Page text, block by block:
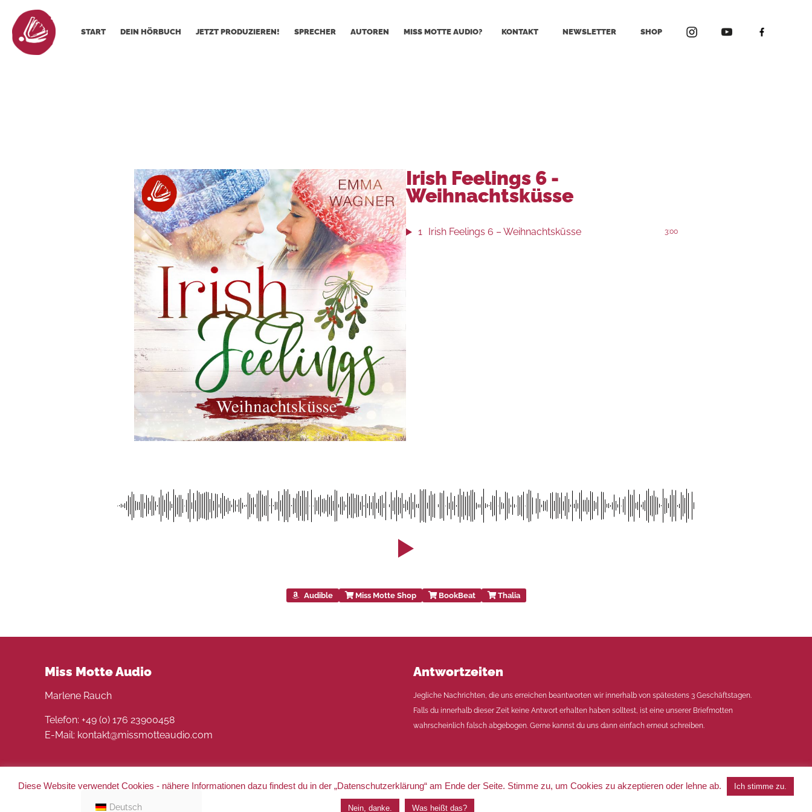
START DEIN HÖRBUCH JETZT PRODUZIEREN! SPRECHER AUTOREN MISS MOTTE AUDIO? KONTAKT NEWSLETTER SHOP
Irish Feelings 6 -
Weihnachtsküsse
1 Irish Feelings 6 – Weihnachtsküsse 3:00
Audible Miss Motte Shop BookBeat Thalia
Miss Motte Audio
Marlene Rauch
Telefon: +49 (0) 176 23900458
E-Mail: kontakt@missmotteaudio.com
Antwortzeiten
Jegliche Nachrichten, die uns erreichen beantworten wir innerhalb von spätestens 3 Geschäftstagen.
Falls du innerhalb dieser Zeit keine Antwort erhalten haben solltest, ist eine unserer Briefmotten
wahrscheinlich falsch abgebogen. Gerne kannst du uns dann einfach erneut schreiben.
Datenschutz
Diese Website verwendet Cookies - nähere Informationen dazu findest du in der „Datenschutzerklärung“ am Ende der Seite. Stimme zu, um Cookies zu akzeptieren oder lehne ab. Ich stimme zu.
Nein, danke. Was heißt das?
Deutsch